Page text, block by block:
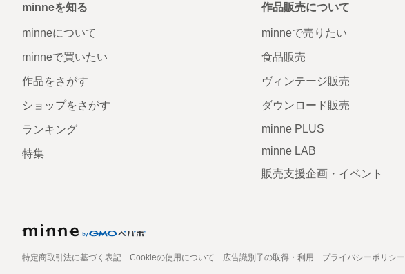
minneを知る
minneについて
minneで買いたい
作品をさがす
ショップをさがす
ランキング
特集
作品販売について
minneで売りたい
食品販売
ヴィンテージ販売
ダウンロード販売
minne PLUS
minne LAB
販売支援企画・イベント
特定商取引法に基づく表記 Cookieの使用について 広告識別子の取得・利用 プライバシーポリシー